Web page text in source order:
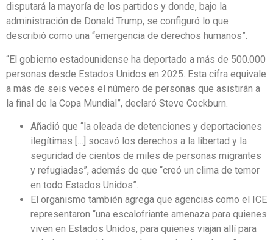
disputará la mayoría de los partidos y donde, bajo la
administración de Donald Trump, se configuró lo que
describió como una “emergencia de derechos humanos”.
“El gobierno estadounidense ha deportado a más de 500.000
personas desde Estados Unidos en 2025. Esta cifra equivale
a más de seis veces el número de personas que asistirán a
la final de la Copa Mundial”, declaró Steve Cockburn.
Añadió que “la oleada de detenciones y deportaciones
ilegítimas […] socavó los derechos a la libertad y la
seguridad de cientos de miles de personas migrantes
y refugiadas”, además de que “creó un clima de temor
en todo Estados Unidos”.
El organismo también agrega que agencias como el ICE
representaron “una escalofriante amenaza para quienes
viven en Estados Unidos, para quienes viajan allí para